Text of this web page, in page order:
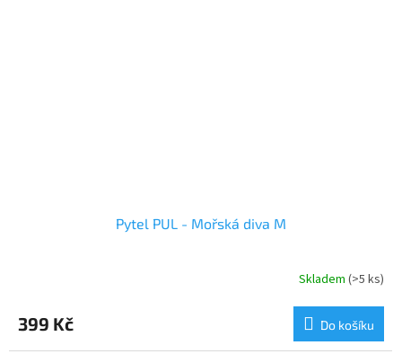
Pytel PUL - Mořská diva M
Skladem (>5 ks)
399 Kč Do košíku